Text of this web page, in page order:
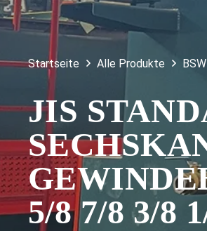
Startseite Alle Produkte
JIS
/8 7/8 3/8 1/